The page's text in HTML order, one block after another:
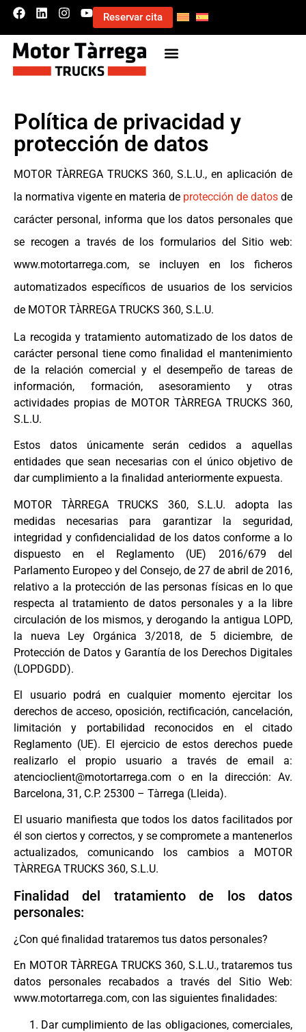
Reservar cita
Política de privacidad y
protección de datos
MOTOR TÀRREGA TRUCKS 360, S.L.U., en aplicación de
la normativa vigente en materia de protección de datos de
carácter personal, informa que los datos personales que
se recogen a través de los formularios del Sitio web:
www.motortarrega.com, se incluyen en los ficheros
automatizados específicos de usuarios de los servicios
de MOTOR TÀRREGA TRUCKS 360, S.L.U.
La recogida y tratamiento automatizado de los datos de
carácter personal tiene como finalidad el mantenimiento
de la relación comercial y el desempeño de tareas de
información, formación, asesoramiento y otras
actividades propias de MOTOR TÀRREGA TRUCKS 360,
S.L.U.
Estos datos únicamente serán cedidos a aquellas
entidades que sean necesarias con el único objetivo de
dar cumplimiento a la finalidad anteriormente expuesta.
MOTOR TÀRREGA TRUCKS 360, S.L.U. adopta las
medidas necesarias para garantizar la seguridad,
integridad y confidencialidad de los datos conforme a lo
dispuesto en el Reglamento (UE) 2016/679 del
Parlamento Europeo y del Consejo, de 27 de abril de 2016,
relativo a la protección de las personas físicas en lo que
respecta al tratamiento de datos personales y a la libre
circulación de los mismos, y derogando la antigua LOPD,
la nueva Ley Orgánica 3/2018, de 5 diciembre, de
Protección de Datos y Garantía de los Derechos Digitales
(LOPDGDD).
El usuario podrá en cualquier momento ejercitar los
derechos de acceso, oposición, rectificación, cancelación,
limitación y portabilidad reconocidos en el citado
Reglamento (UE). El ejercicio de estos derechos puede
realizarlo el propio usuario a través de email a:
atencioclient@motortarrega.com o en la dirección: Av.
Barcelona, 31, C.P. 25300 – Tàrrega (Lleida).
El usuario manifiesta que todos los datos facilitados por
él son ciertos y correctos, y se compromete a mantenerlos
actualizados, comunicando los cambios a MOTOR
TÀRREGA TRUCKS 360, S.L.U.
Finalidad del tratamiento de los datos
personales:
¿Con qué finalidad trataremos tus datos personales?
En MOTOR TÀRREGA TRUCKS 360, S.L.U., trataremos tus
datos personales recabados a través del Sitio Web:
www.motortarrega.com, con las siguientes finalidades:
Dar cumplimiento de las obligaciones, comerciales,